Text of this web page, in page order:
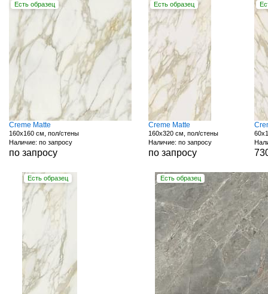
Есть образец
Creme Matte
160x160 см, пол/стены
Наличие: по запросу
по запросу
Есть образец
Creme Matte
160x320 см, пол/стены
Наличие: по запросу
по запросу
Есть образец Есть образец